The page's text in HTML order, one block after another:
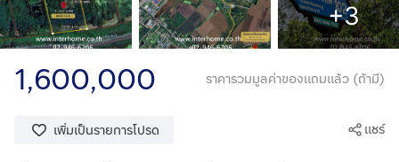
+3
1,600,000 ราคารวมมูลค่าของแถมแล้ว (ถ้ามี)
เพิ่มเป็นรายการโปรด แชร์